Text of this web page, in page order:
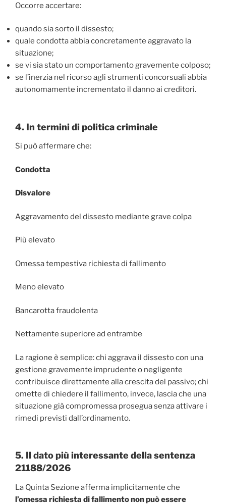
Occorre accertare:
quando sia sorto il dissesto;
quale condotta abbia concretamente aggravato la
situazione;
se vi sia stato un comportamento gravemente colposo;
se l’inerzia nel ricorso agli strumenti concorsuali abbia
autonomamente incrementato il danno ai creditori.
4. In termini di politica criminale
Si può affermare che:
Condotta
Disvalore
Aggravamento del dissesto mediante grave colpa
Più elevato
Omessa tempestiva richiesta di fallimento
Meno elevato
Bancarotta fraudolenta
Nettamente superiore ad entrambe
La ragione è semplice: chi aggrava il dissesto con una
gestione gravemente imprudente o negligente
contribuisce direttamente alla crescita del passivo; chi
omette di chiedere il fallimento, invece, lascia che una
situazione già compromessa prosegua senza attivare i
rimedi previsti dall’ordinamento.
5. Il dato più interessante della sentenza
21188/2026
La Quinta Sezione afferma implicitamente che
l’omessa richiesta di fallimento non può essere